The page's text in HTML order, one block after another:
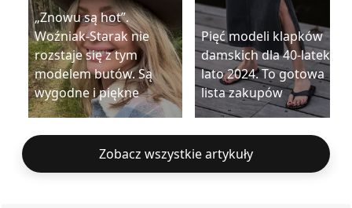
„Znowu są hot”.
Woźniak-Starak nie
rozstaje się z tym
modelem butów. Są
wygodne i piękne
Pięć modeli klapków
damskich dla 40-latek na
lato 2024. To gotowa
lista zakupów
Zobacz wszystkie artykuły